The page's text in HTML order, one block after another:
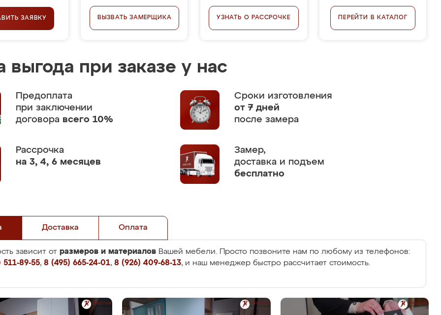
ЗАЯВКУ ВЫЗВАТЬ ЗАМЕРЩИКА УЗНАТЬ О РАССРОЧКЕ ПЕРЕЙТИ В КАТАЛОГ
выгода при заказе у нас
Предоплата
при заключении
договора всего 10%
Сроки изготовления
от 7 дней
после замера
Рассрочка
на 3, 4, 6 месяцев
Замер,
доставка и подъем
бесплатно
Доставка Оплата
зависит от размеров и материалов Вашей мебели. Просто позвоните нам по любому из телефонов:
89-55, 8 (495) 665-24-01, 8 (926) 409-68-13, и наш менеджер быстро рассчитает стоимость.